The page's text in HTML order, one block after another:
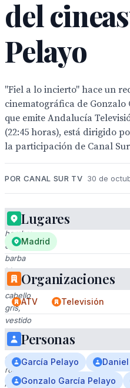
del
Pelayo
"Fiel a lo incierto" hace un
cinematográfica de Gonzalo
que emite Andalucía
(22:45 horas), está dirigido
la participación de Canal
POR CANAL SUR TV 30 de
Un
hombre
con
barba
blanca
y
cabello
gris,
vestido
con
una
chaqueta
roja,
posa
Lugares
Madrid
Organizaciones
ATV Televisión
Personas
García Pelayo
Gonzalo García Pelayo